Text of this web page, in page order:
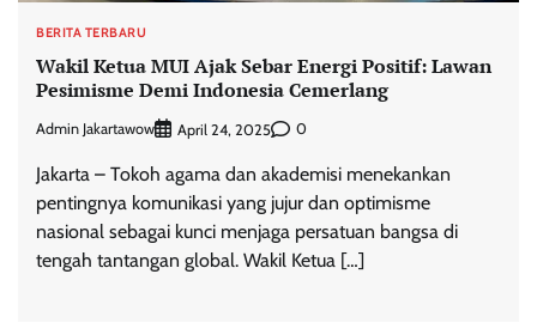
BERITA TERBARU
Wakil Ketua MUI Ajak Sebar Energi Positif: Lawan
Pesimisme Demi Indonesia Cemerlang
Admin Jakartawow April 24, 2025 0
Jakarta – Tokoh agama dan akademisi menekankan
pentingnya komunikasi yang jujur dan optimisme
nasional sebagai kunci menjaga persatuan bangsa di
tengah tantangan global. Wakil Ketua […]